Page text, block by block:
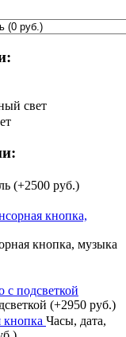
свет
(+2500 руб.)
кнопка, музыка
(+2950 руб.)
Часы, дата,